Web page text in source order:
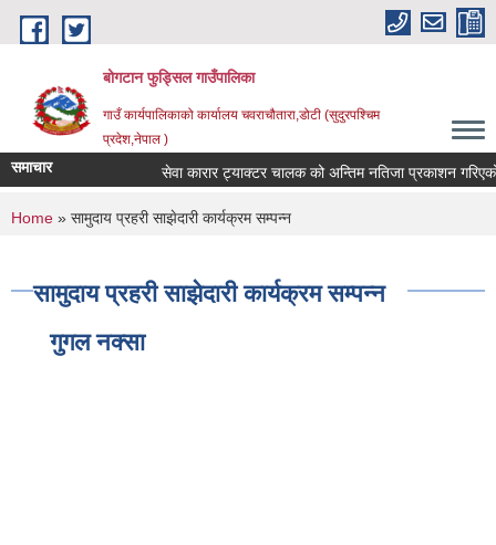
Skip to main content
बोगटान फुड्सिल गाउँपालिका
गाउँ कार्यपालिकाको कार्यालय चवराचौतारा,डोटी (सुदुरपश्चिम
प्रदेश,नेपाल )
समाचार सेवा कारार ट्याक्टर चालक को अन्तिम नतिजा प्रकाशन गरिएको
You are here
Home » सामुदाय प्रहरी साझेदारी कार्यक्रम सम्पन्न
सामुदाय प्रहरी साझेदारी कार्यक्रम सम्पन्न
गुगल नक्सा